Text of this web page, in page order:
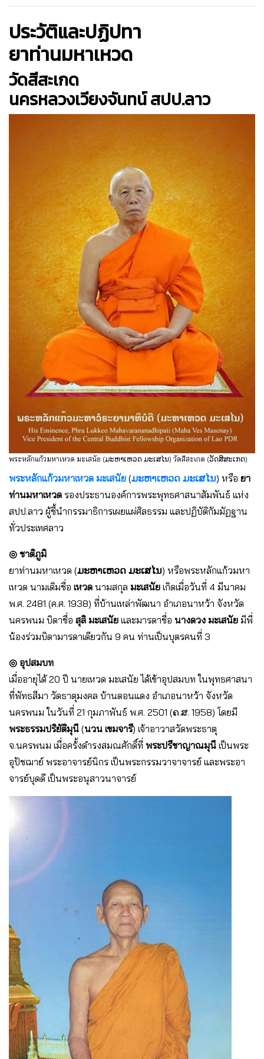
ประวัติและปฏิปทา
ยาท่านมหาเหวด
วัดสีสะเกด
นครหลวงเวียงจันทน์ สปป.ลาว
พระหลักแก้วมหาเหวด มะเสนัย (ມະຫາເຫວດ ມະເສໄນ) วัดสีสะเกด (ວັດສີສະເກດ)
พระหลักแก้วมหาเหวด มะเสนัย (ມະຫາເຫວດ ມະເສໄນ) หรือ ยา
ท่านมหาเหวด รองประธานองค์การพระพุทธศาสนาสัมพันธ์ แห่ง
สปป.ลาว ผู้ชี้นำกรรมาธิการเผยแผ่ศิลธรรม และปฏิบัติกัมมัฏฐาน
ทั่วประเทศลาว
◎ ชาติภูมิ
ยาท่านมหาเหวด (ມະຫາເຫວດ ມະເສໄນ) หรือพระหลักแก้วมหา
เหวด นามเดิมชื่อ เหวด นามสกุล มะเสนัย เกิดเมื่อวันที่ 4 มีนาคม
พ.ศ. 2481 (ค.ศ. 1938) ที่บ้านเหล่าพัฒนา อำเภอนาหว้า จังหวัด
นครพนม บิดาชื่อ สุลิ มะเสนัย และมารดาชื่อ นางดวง มะเสนัย มีพี่
น้องร่วมบิดามารดาเดียวกัน 9 คน ท่านเป็นบุตรคนที่ 3
◎ อุปสมบท
เมื่ออายุได้ 20 ปี นายเหวด มะเสนัย ได้เข้าอุปสมบท ในพุทธศาสนา
ที่พัทธสีมา วัดธาตุมงคล บ้านดอนแดง อำเภอนาหว้า จังหวัด
นครพนม ในวันที่ 21 กุมภาพันธ์ พ.ศ. 2501 (ຄ.ສ. 1958) โดยมี
พระธรรมปริยัติมุนี (นวน เขมจารี) เจ้าอาวาสวัดพระธาตุ
จ.นครพนม เมื่อคร้้งดำรงสมณศักดิ์ที่ พระปรีชาญาณมุนี เป็นพระ
อุปัชฌาย์ พระอาจารย์นิกร เป็นพระกรรมวาจาจารย์ และพระอา
จารย์บุดดี เป็นพระอนุสาวนาจารย์